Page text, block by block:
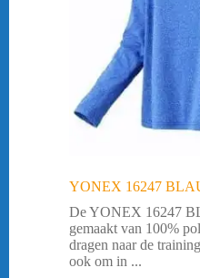
YONEX 16247
De YONEX 16247
gemaakt van 100%
dragen naar de
ook om in ...